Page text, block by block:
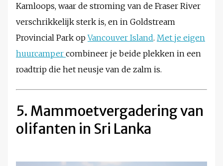
Kamloops, waar de stroming van de Fraser River
verschrikkelijk sterk is, en in Goldstream
Provincial Park opVancouver Island. Met je eigen
huurcamper combineer je beide plekken in een
roadtrip die het neusje van de zalm is.
5. Mammoetvergadering van
olifanten in Sri Lanka